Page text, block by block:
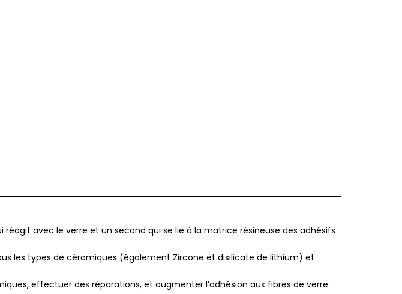
réagit avec le verre et un second qui se lie à la matrice résineuse des adhésifs
les types de céramiques (également Zircone et disilicate de lithium) et
effectuer des réparations, et augmenter l’adhésion aux fibres de verre.